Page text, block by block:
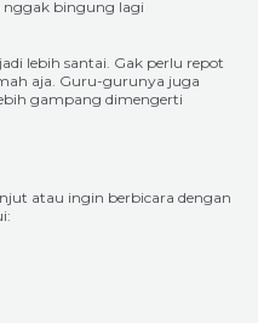
nggak bingung lagi
lebih santai. Gak perlu repot
aja. Guru-gurunya juga
gampang dimengerti
atau ingin berbicara dengan